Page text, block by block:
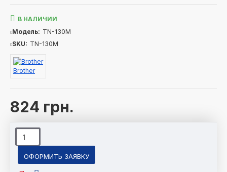
824 грн.
В НАЛИЧИИ
Модель: TN-130M
SKU: TN-130M
Brother
ОФОРМИТЬ ЗАЯВКУ